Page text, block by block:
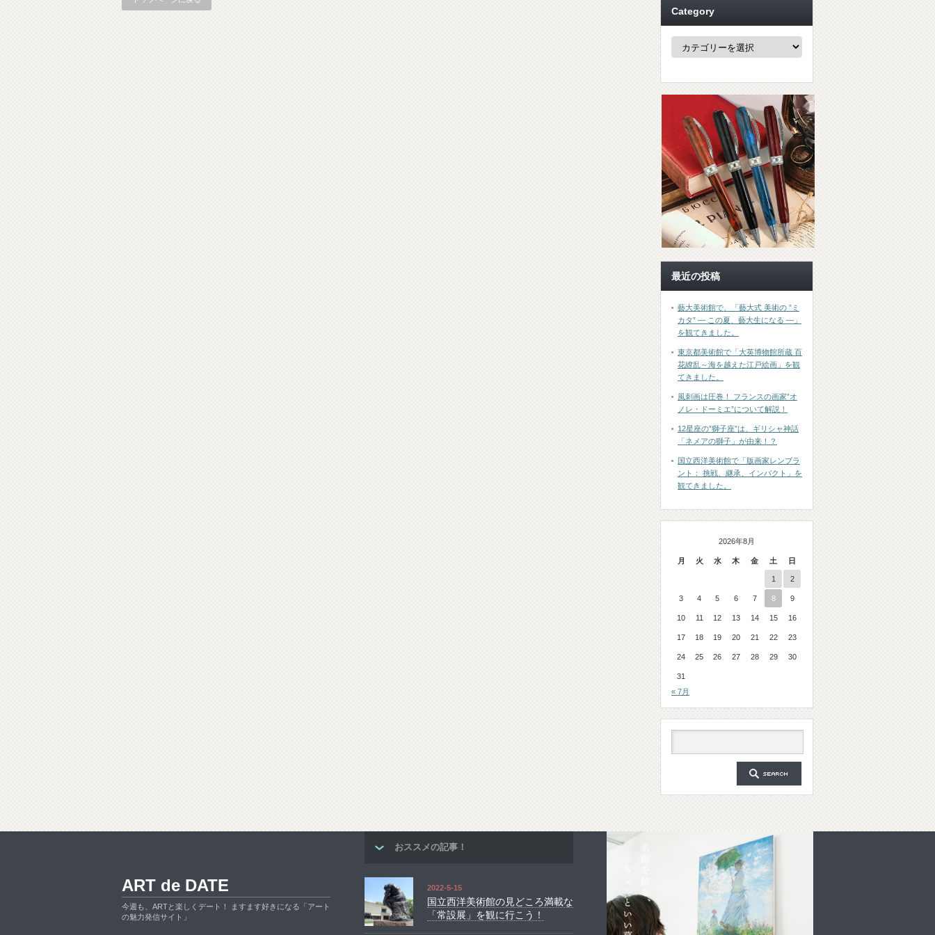
Category
Category
最近の投稿
藝大美術館で、「藝大式 美術の ”ミ
カタ” ― この夏、藝大生になる ―」
を観てきました。
東京都美術館で「大英博物館所蔵 百
花繚乱～海を越えた江戸絵画」を観
てきました。
風刺画は圧巻！ フランスの画家”オ
ノレ・ドーミエ”について解説！
12星座の”獅子座”は、ギリシャ神話
「ネメアの獅子」が由来！？
国立西洋美術館で「版画家レンブラ
ント： 挑戦、継承、インパクト」を
観てきました。
2026年8月
月 火 水 木 金 土 日
1 2
3 4 5 6 7 8 9
10 11 12 13 14 15 16
17 18 19 20 21 22 23
24 25 26 27 28 29 30
31
« 7月
おススメの記事！
2022-5-15
国立西洋美術館の見どころ満載な
「常設展」を観に行こう！
ART de DATE
今週も、ARTと楽しくデート！ ますます好きになる「アート
の魅力発信サイト」